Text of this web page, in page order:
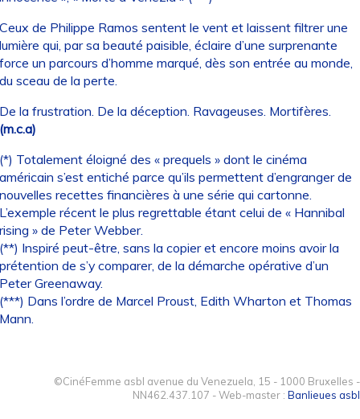
de Philippe Ramos sentent le vent et laissent filtrer une
qui, par sa beauté paisible, éclaire d’une surprenante
un parcours d’homme marqué, dès son entrée au monde,
sceau de la perte.
la frustration. De la déception. Ravageuses. Mortifères.
Totalement éloigné des « prequels » dont le cinéma
s’est entiché parce qu’ils permettent d’engranger de
recettes financières à une série qui cartonne.
récent le plus regrettable étant celui de « Hannibal
» de Peter Webber.
Inspiré peut-être, sans la copier et encore moins avoir la
de s’y comparer, de la démarche opérative d’un
Greenaway.
Dans l’ordre de Marcel Proust, Edith Wharton et Thomas
©CinéFemme asbl avenue du Venezuela, 15 - 1000 Bruxelles -
NN462.437.107 - Web-master : Banlieues asbl